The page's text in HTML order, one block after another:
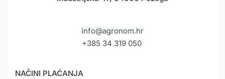
info@agronom.hr
+385 34 319 050
NAČINI PLAĆANJA